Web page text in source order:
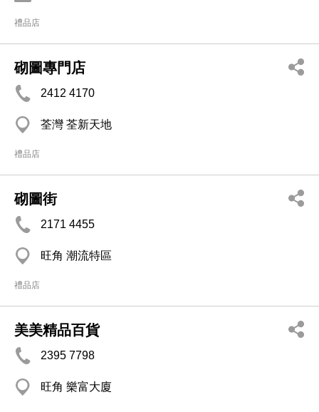
禮品店
砌圖專門店
2412 4170
荃灣 荃新天地
禮品店
砌圖街
2171 4455
旺角 潮流特區
禮品店
美美精品百貨
2395 7798
旺角 樂富大廈